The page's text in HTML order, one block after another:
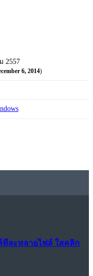
2557
6, 2014)
ทีละหลายไฟล์ ใสคลิก